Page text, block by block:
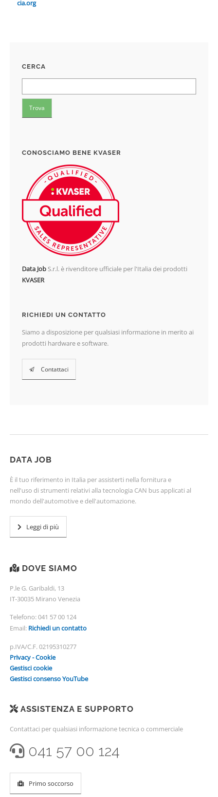
cia.org
CERCA
CONOSCIAMO BENE KVASER
Data JobS.r.l. è rivenditore ufficiale per l'Italia dei prodotti
KVASER
RICHIEDI UN CONTATTO
Siamo a disposizione per qualsiasi informazione in merito ai
prodotti hardware e software.
Contattaci
DATA JOB
È il tuo riferimento in Italia per assisterti nella fornitura e
nell'uso di strumenti relativi alla tecnologia CAN bus applicati al
mondo dell'automotive e dell'automazione.
Leggi di più
DOVE SIAMO
P.le G. Garibaldi, 13
IT-30035 Mirano Venezia
Telefono:041 57 00 124
Email: Richiedi un contatto
p.IVA/C.F. 02195310277
Privacy - Cookie
Gestisci cookie
Gestisci consenso YouTube
ASSISTENZA E SUPPORTO
Contattaci per qualsiasi informazione tecnica o commerciale
041 57 00 124
Primo soccorso